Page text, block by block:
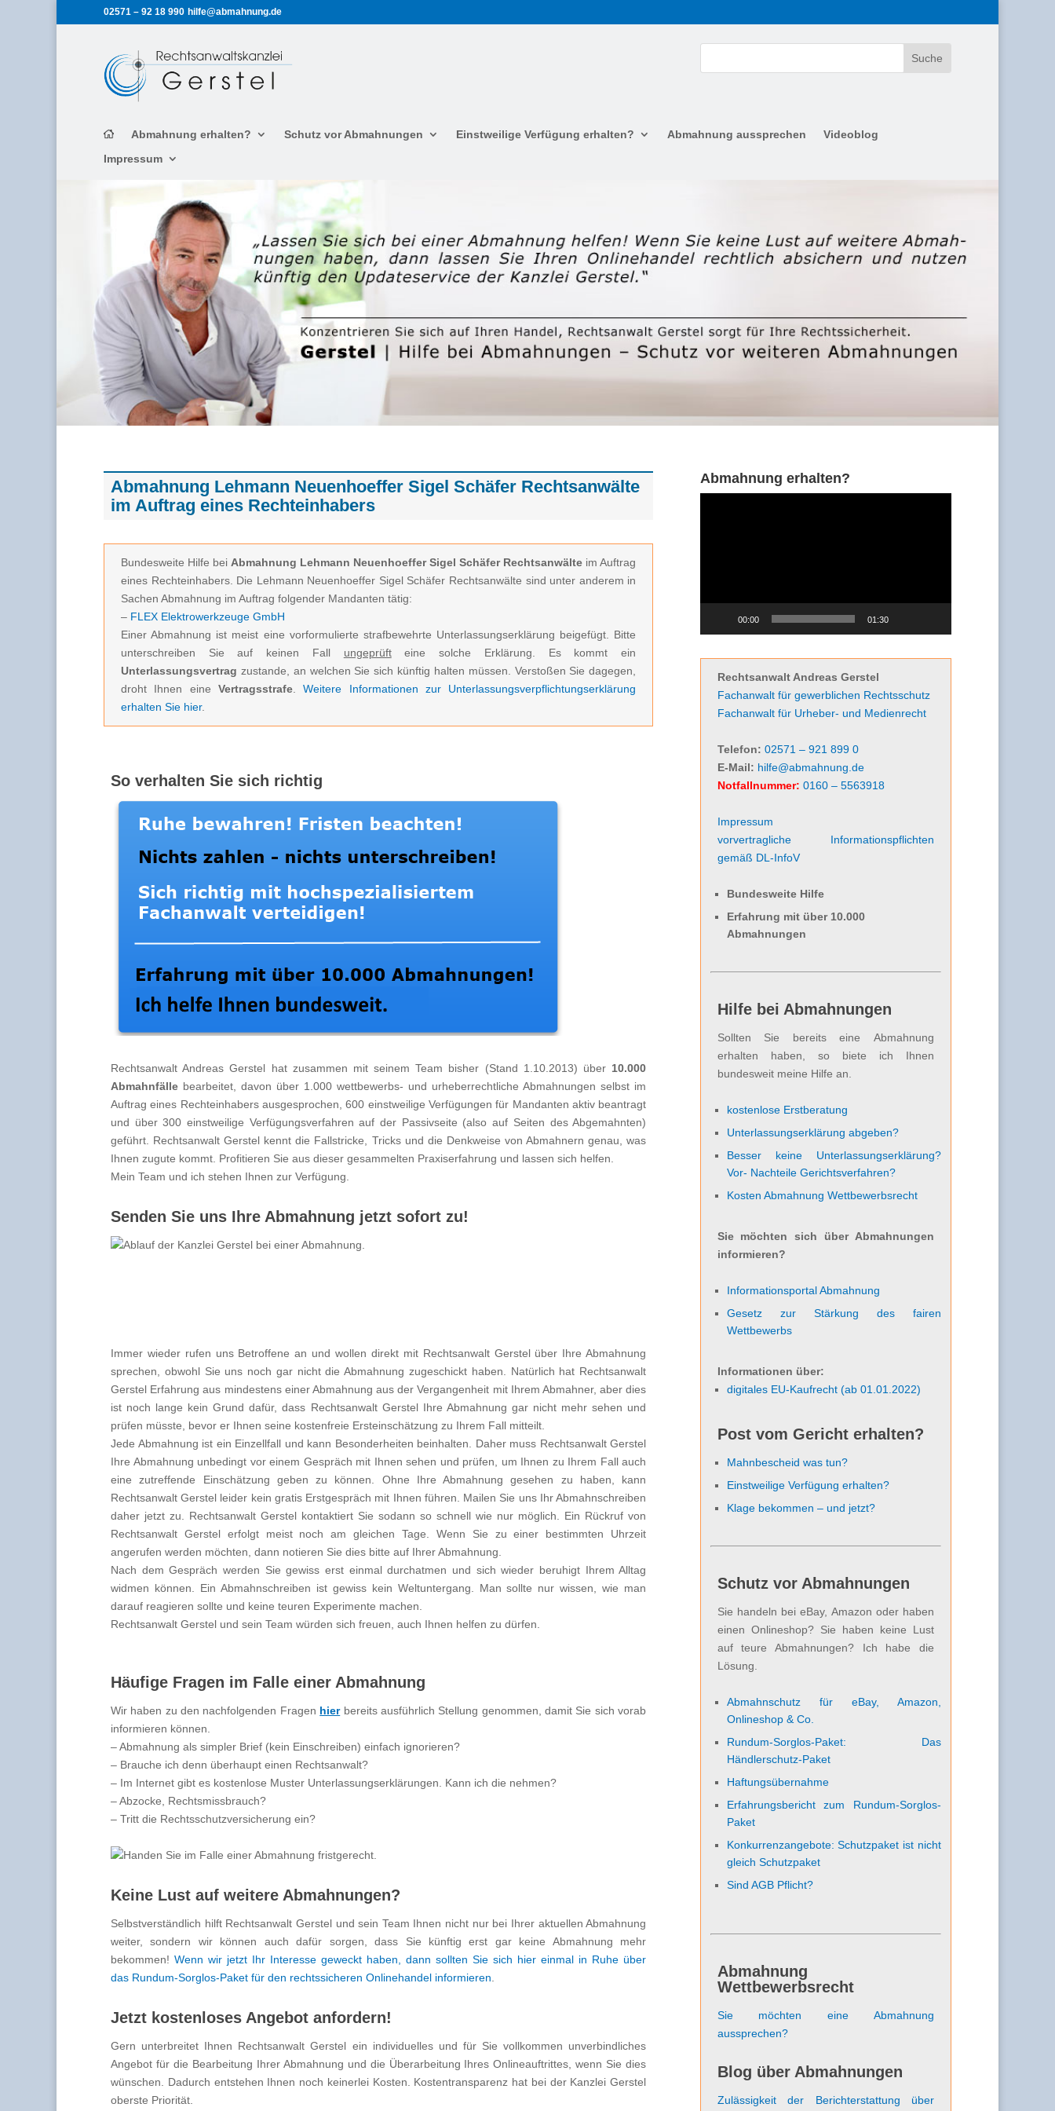
02571 – 92 18 990 hilfe@abmahnung.de
Abmahnung erhalten? Schutz vor Abmahnungen Einstweilige Verfügung erhalten? Abmahnung aussprechen
Videoblog
Impressum
Abmahnung Lehmann Neuenhoeffer Sigel Schäfer Rechtsanwälte
im Auftrag eines Rechteinhabers
Bundesweite Hilfe bei Abmahnung Lehmann Neuenhoeffer Sigel Schäfer Rechtsanwälte im Auftrag
eines Rechteinhabers. Die Lehmann Neuenhoeffer Sigel Schäfer Rechtsanwälte sind unter anderem in
Sachen Abmahnung im Auftrag folgender Mandanten tätig:
– FLEX Elektrowerkzeuge GmbH
Einer Abmahnung ist meist eine vorformulierte strafbewehrte Unterlassungserklärung beigefügt. Bitte
unterschreiben Sie auf keinen Fall ungeprüfteine solche Erklärung. Es kommt ein
Unterlassungsvertrag zustande, an welchen Sie sich künftig halten müssen. Verstoßen Sie dagegen,
droht Ihnen eine Vertragsstrafe.Weitere Informationen zur Unterlassungsverpflichtungserklärung
erhalten Sie hier.
So verhalten Sie sich richtig
Rechtsanwalt Andreas Gerstel hat zusammen mit seinem Team bisher (Stand 1.10.2013) über 10.000
Abmahnfälle bearbeitet, davon über 1.000 wettbewerbs- und urheberrechtliche Abmahnungen selbst im
Auftrag eines Rechteinhabers ausgesprochen, 600 einstweilige Verfügungen für Mandanten aktiv beantragt
und über 300 einstweilige Verfügungsverfahren auf der Passivseite (also auf Seiten des Abgemahnten)
geführt. Rechtsanwalt Gerstel kennt die Fallstricke, Tricks und die Denkweise von Abmahnern genau, was
Ihnen zugute kommt. Profitieren Sie aus dieser gesammelten Praxiserfahrung und lassen sich helfen.
Mein Team und ich stehen Ihnen zur Verfügung.
Senden Sie uns Ihre Abmahnung jetzt sofort zu!
Immer wieder rufen uns Betroffene an und wollen direkt mit Rechtsanwalt Gerstel über Ihre Abmahnung
sprechen, obwohl Sie uns noch gar nicht die Abmahnung zugeschickt haben. Natürlich hat Rechtsanwalt
Gerstel Erfahrung aus mindestens einer Abmahnung aus der Vergangenheit mit Ihrem Abmahner, aber dies
ist noch lange kein Grund dafür, dass Rechtsanwalt Gerstel Ihre Abmahnung gar nicht mehr sehen und
prüfen müsste, bevor er Ihnen seine kostenfreie Ersteinschätzung zu Ihrem Fall mitteilt.
Jede Abmahnung ist ein Einzellfall und kann Besonderheiten beinhalten. Daher muss Rechtsanwalt Gerstel
Ihre Abmahnung unbedingt vor einem Gespräch mit Ihnen sehen und prüfen, um Ihnen zu Ihrem Fall auch
eine zutreffende Einschätzung geben zu können. Ohne Ihre Abmahnung gesehen zu haben, kann
Rechtsanwalt Gerstel leider kein gratis Erstgespräch mit Ihnen führen. Mailen Sie uns Ihr Abmahnschreiben
daher jetzt zu. Rechtsanwalt Gerstel kontaktiert Sie sodann so schnell wie nur möglich. Ein Rückruf von
Rechtsanwalt Gerstel erfolgt meist noch am gleichen Tage. Wenn Sie zu einer bestimmten Uhrzeit
angerufen werden möchten, dann notieren Sie dies bitte auf Ihrer Abmahnung.
Nach dem Gespräch werden Sie gewiss erst einmal durchatmen und sich wieder beruhigt Ihrem Alltag
widmen können. Ein Abmahnschreiben ist gewiss kein Weltuntergang. Man sollte nur wissen, wie man
darauf reagieren sollte und keine teuren Experimente machen.
Rechtsanwalt Gerstel und sein Team würden sich freuen, auch Ihnen helfen zu dürfen.
Häufige Fragen im Falle einer Abmahnung
Wir haben zu den nachfolgenden Fragen hierbereits ausführlich Stellung genommen, damit Sie sich vorab
informieren können.
– Abmahnung als simpler Brief (kein Einschreiben) einfach ignorieren?
– Brauche ich denn überhaupt einen Rechtsanwalt?
– Im Internet gibt es kostenlose Muster Unterlassungserklärungen. Kann ich die nehmen?
– Abzocke, Rechtsmissbrauch?
– Tritt die Rechtsschutzversicherung ein?
Keine Lust auf weitere Abmahnungen?
Selbstverständlich hilft Rechtsanwalt Gerstel und sein Team Ihnen nicht nur bei Ihrer aktuellen Abmahnung
weiter, sondern wir können auch dafür sorgen, dass Sie künftig erst gar keine Abmahnung mehr
bekommen!Wenn wir jetzt Ihr Interesse geweckt haben, dann sollten Sie sich hier einmal in Ruhe über
das Rundum-Sorglos-Paket für den rechtssicheren Onlinehandel informieren
Jetzt kostenloses Angebot anfordern!
Gern unterbreitet Ihnen Rechtsanwalt Gerstel ein individuelles und für Sie vollkommen unverbindliches
Angebot für die Bearbeitung Ihrer Abmahnung und die Überarbeitung Ihres Onlineauftrittes, wenn Sie dies
wünschen. Dadurch entstehen Ihnen noch keinerlei Kosten. Kostentransparenz hat bei der Kanzlei Gerstel
oberste Priorität.
Abmahnung erhalten?
00:00 01:30
Rechtsanwalt Andreas Gerstel
Fachanwalt für gewerblichen Rechtsschutz
Fachanwalt für Urheber- und Medienrecht
Telefon: 02571 – 921 899 0
E-Mail: hilfe@abmahnung.de
Notfallnummer: 0160 – 5563918
Impressum
vorvertragliche Informationspflichten
gemäß DL-InfoV
Bundesweite Hilfe
Erfahrung mit über 10.000
Abmahnungen
Hilfe bei Abmahnungen
Sollten Sie bereits eine Abmahnung
erhalten haben, so biete ich Ihnen
bundesweit meine Hilfe an.
kostenlose Erstberatung
Unterlassungserklärung abgeben?
Besser keine Unterlassungserklärung?
Vor- Nachteile Gerichtsverfahren?
Kosten Abmahnung Wettbewerbsrecht
Sie möchten sich über Abmahnungen
informieren?
Informationsportal Abmahnung
Gesetz zur Stärkung des fairen
Wettbewerbs
Informationen über:
digitales EU-Kaufrecht (ab 01.01.2022)
Post vom Gericht erhalten?
Mahnbescheid was tun?
Einstweilige Verfügung erhalten?
Klage bekommen – und jetzt?
Schutz vor Abmahnungen
Sie handeln bei eBay, Amazon oder haben
einen Onlineshop? Sie haben keine Lust
auf teure Abmahnungen? Ich habe die
Lösung.
Abmahnschutz für eBay, Amazon,
Onlineshop & Co.
Rundum-Sorglos-Paket: Das
Händlerschutz-Paket
Haftungsübernahme
Erfahrungsbericht zum Rundum-Sorglos-
Paket
Konkurrenzangebote: Schutzpaket ist nicht
gleich Schutzpaket
Sind AGB Pflicht?
Abmahnung
Wettbewerbsrecht
Sie möchten eine Abmahnung
aussprechen?
Blog über Abmahnungen
Zulässigkeit der Berichterstattung über